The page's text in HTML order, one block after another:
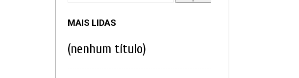
MAIS LIDAS
(nenhum título)